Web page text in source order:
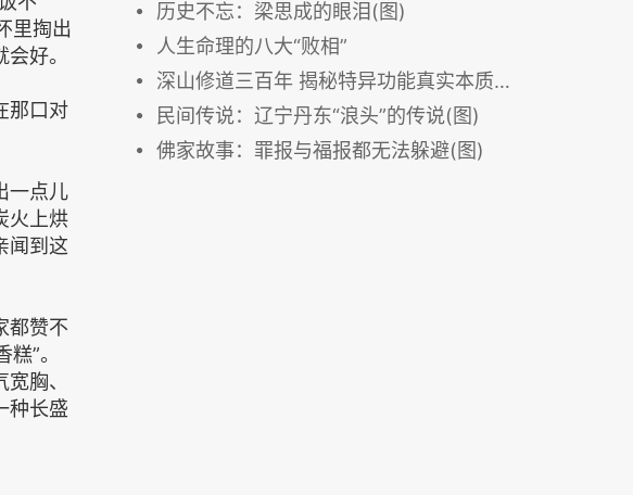
里掏出
好。
那口对
一点儿
火上烘
闻到这
都赞不
”。
胸、
种长盛
历史不忘：梁思成的眼泪(图)
人生命理的八大“败相”
深山修道三百年 揭秘特异功能真实本质(图)
民间传说：辽宁丹东“浪头”的传说(图)
佛家故事：罪报与福报都无法躲避(图)